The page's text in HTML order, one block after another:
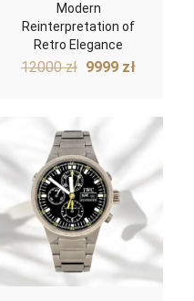
Modern
Reinterpretation of
Retro Elegance
12000zł Original
12000 zł.
9999 złCurrent
9999 zł.